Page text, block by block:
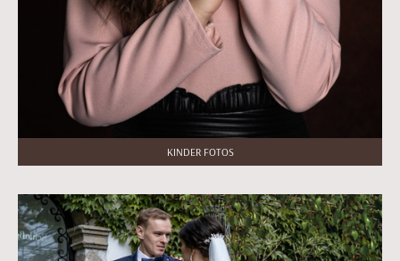
KINDER FOTOS